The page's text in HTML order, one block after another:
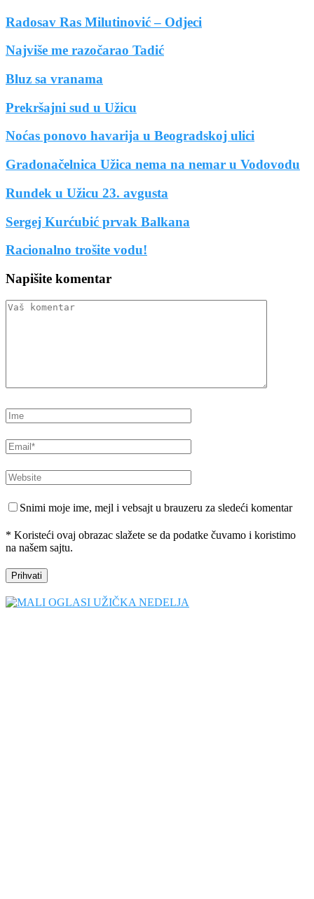
Radosav Ras Milutinović – Odjeci
Najviše me razočarao Tadić
Bluz sa vranama
Prekršajni sud u Užicu
Noćas ponovo havarija u Beogradskoj ulici
Gradonačelnica Užica nema na nemar u Vodovodu
Rundek u Užicu 23. avgusta
Sergej Kurćubić prvak Balkana
Racionalno trošite vodu!
Napišite komentar
Snimi moje ime, mejl i vebsajt u brauzeru za sledeći komentar
* Koristeći ovaj obrazac slažete se da podatke čuvamo i koristimo
na našem sajtu.